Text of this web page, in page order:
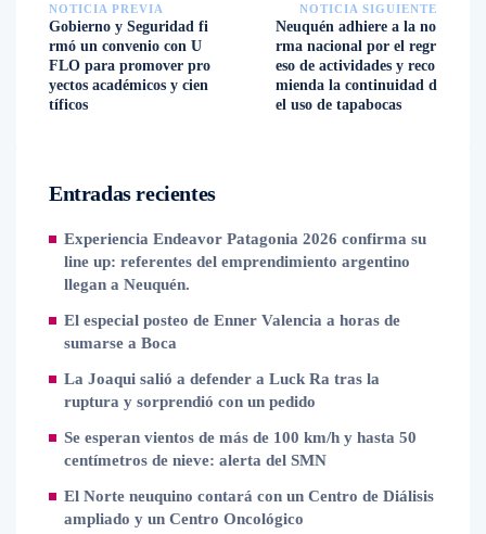
NOTICIA PREVIA
Gobierno y Seguridad fi
rmó un convenio con U
FLO para promover pro
yectos académicos y cien
tíficos
NOTICIA SIGUIENTE
Neuquén adhiere a la no
rma nacional por el regr
eso de actividades y reco
mienda la continuidad d
el uso de tapabocas
Entradas recientes
Experiencia Endeavor Patagonia 2026 confirma su
line up: referentes del emprendimiento argentino
llegan a Neuquén.
El especial posteo de Enner Valencia a horas de
sumarse a Boca
La Joaqui salió a defender a Luck Ra tras la
ruptura y sorprendió con un pedido
Se esperan vientos de más de 100 km/h y hasta 50
centímetros de nieve: alerta del SMN
El Norte neuquino contará con un Centro de Diálisis
ampliado y un Centro Oncológico